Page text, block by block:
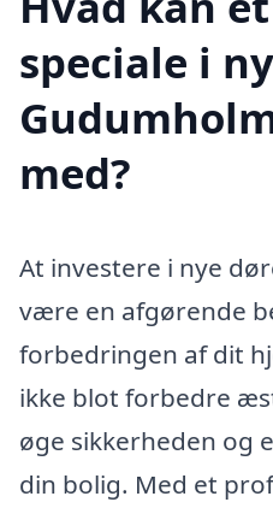
speciale i
med?
At investere i nye
være en afgørende
forbedringen af dit
ikke blot forbedre
øge sikkerheden og
din bolig. Med et